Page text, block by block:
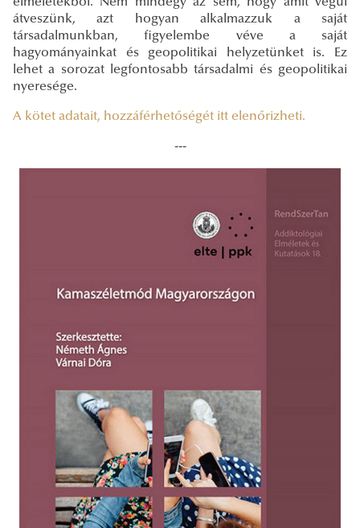
átveszünk, azt hogyan alkalmazzuk a saját
társadalmunkban, figyelembe véve a saját
hagyományainkat és geopolitikai helyzetünket is. Ez
lehet a sorozat legfontosabb társadalmi és geopolitikai
nyeresége.
A kötet adatait, hozzáférhetőségét itt elenőrizheti.
---